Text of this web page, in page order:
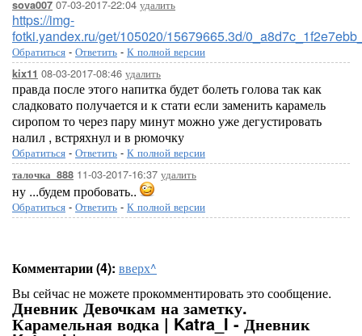
sova007 07-03-2017-22:04 удалить
https://img-
fotki.yandex.ru/get/105020/15679665.3d/
Обратиться - Ответить - К полной версии
kix11 08-03-2017-08:46 удалить
правда после этого напитка будет болеть голова так как
сладковато получается и к стати если заменить карамель
сиропом то через пару минут можно уже дегустировать
налил , встряхнул и в рюмочку
Обратиться - Ответить - К полной версии
талочка_888 11-03-2017-16:37 удалить
ну ...будем пробовать..
Обратиться - Ответить - К полной версии
Комментарии (4): вверх^
Вы сейчас не можете прокомментировать это сообщение.
Дневник Девочкам на заметку.
Карамельная водка | Katra_I - Дневник